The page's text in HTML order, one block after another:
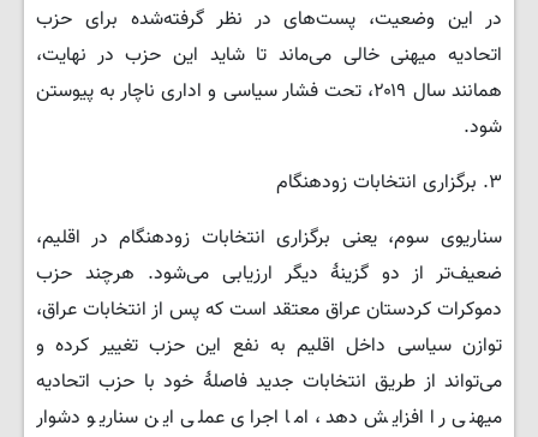
در این وضعیت، پست‌های در نظر گرفته‌شده برای حزب
اتحادیه میهنی خالی می‌ماند تا شاید این حزب در نهایت،
همانند سال ۲۰۱۹، تحت فشار سیاسی و اداری ناچار به پیوستن
شود.
۳. برگزاری انتخابات زودهنگام
سناریوی سوم، یعنی برگزاری انتخابات زودهنگام در اقلیم،
ضعیف‌تر از دو گزینهٔ دیگر ارزیابی می‌شود. هرچند حزب
دموکرات کردستان عراق معتقد است که پس از انتخابات عراق،
توازن سیاسی داخل اقلیم به نفع این حزب تغییر کرده و
می‌تواند از طریق انتخابات جدید فاصلهٔ خود با حزب اتحادیه
میهنی را افزایش دهد، اما اجرای عملی این سناریو دشوار